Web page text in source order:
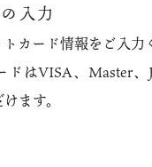
入力
カード情報をご入力
はVISA、Master、
ます。